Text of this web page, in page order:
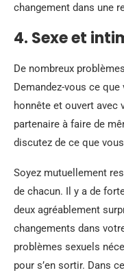
changement dans une
4. Sexe et
De nombreux
Demandez-vous ce
honnête et ouvert avec
partenaire à faire de
discutez de ce que
Soyez mutuellement
de chacun. Il y a de
deux agréablement
changements dans
problèmes sexuels
pour s’en sortir. Dans